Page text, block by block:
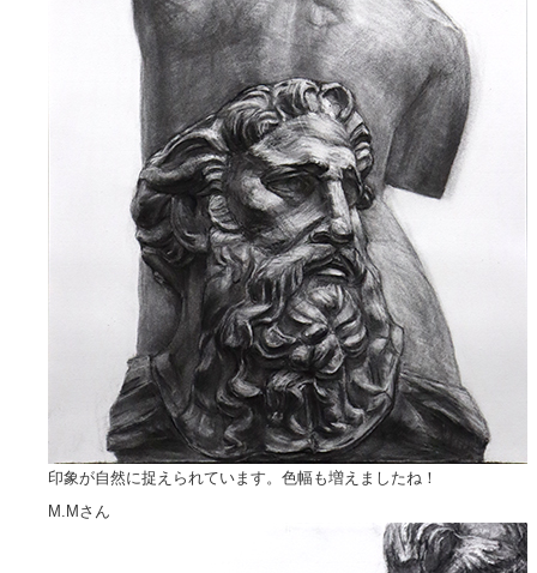
印象が自然に捉えられています。色幅も増えましたね！
M.Mさん